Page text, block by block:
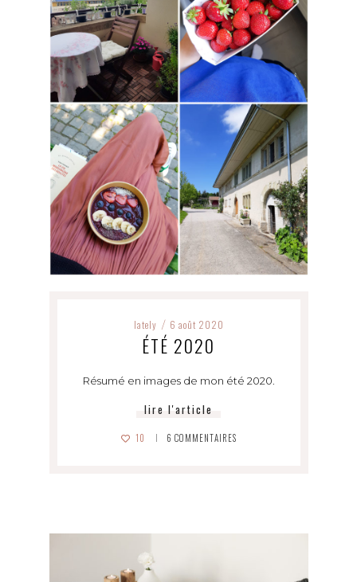
lately / 6 août 2020
ÉTÉ 2020
Résumé en images de mon été 2020.
lire l'article
10 6 COMMENTAIRES